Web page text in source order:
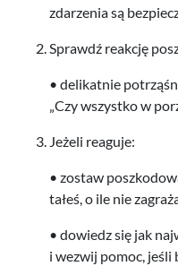
zdarzenia są
Sprawdź reakcję
• delikat­nie
„Czy wszys­tko w
Jeżeli reaguje:
• zostaw
tałeś, o ile nie
• dowiedz się jak
i wezwij pomoc,